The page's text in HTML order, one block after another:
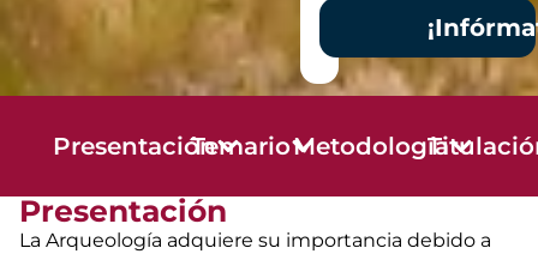
PresentaciónTemarioMetodología
Presentación
La Arqueología adquiere su importancia debido a